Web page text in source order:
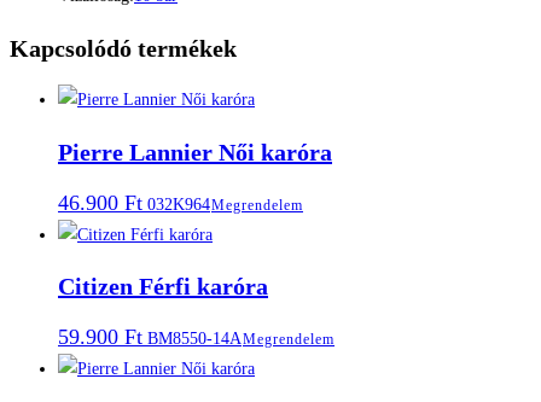
Kapcsolódó termékek
Pierre Lannier Női karóra
46.900 Ft 032K964Megrendelem
Citizen Férfi karóra
59.900 Ft BM8550-14AMegrendelem